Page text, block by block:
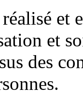
et
et
des